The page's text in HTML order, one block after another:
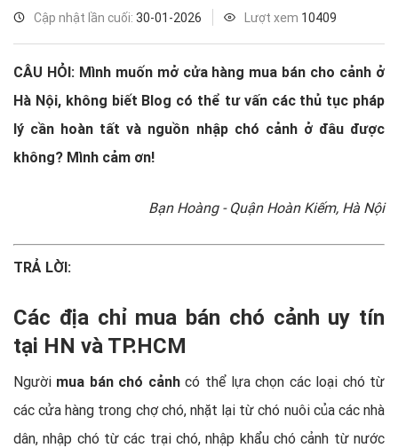
Cập nhật lần cuối: 30-01-2026 Lượt xem 10409
CÂU HỎI: Mình muốn mở cửa hàng mua bán cho cảnh ở
Hà Nội, không biết Blog có thể tư vấn các thủ tục pháp
lý cần hoàn tất và nguồn nhập chó cảnh ở đâu được
không? Mình cảm ơn!
Bạn Hoàng - Quận Hoàn Kiếm, Hà Nội
TRẢ LỜI:
Các địa chỉ mua bán chó cảnh uy tín
tại HN và TP.HCM
Người mua bán chó cảnhcó thể lựa chọn các loại chó từ
các cửa hàng trong chợ chó, nhặt lại từ chó nuôi của các nhà
dân, nhập chó từ các trại chó, nhập khẩu chó cảnh từ nước